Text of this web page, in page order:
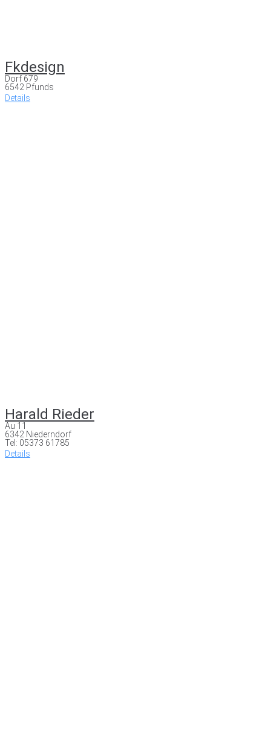
Fkdesign
Dorf 679
6542 Pfunds
Details
Harald Rieder
Au 11
6342 Niederndorf
Tel: 05373 61785
Details